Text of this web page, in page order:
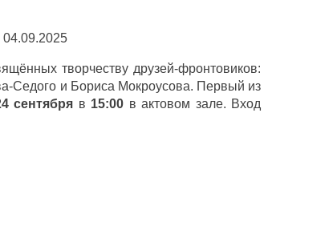
04.09.2025
творчеству друзей-фронтовиков:
Седого и Бориса Мокроусова. Первый из
сентября в 15:00 в актовом зале. Вход